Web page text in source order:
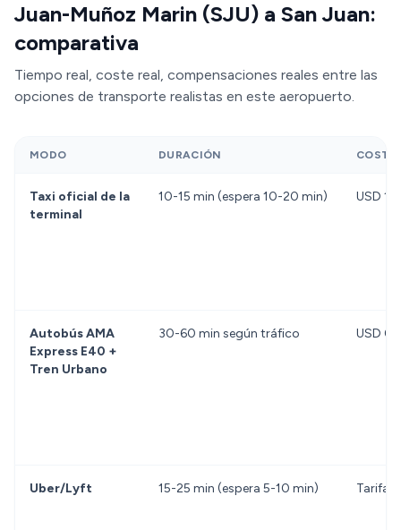
Juan-Muñoz Marin (SJU) a San Juan:
comparativa
Tiempo real, coste real, compensaciones reales entre las
opciones de transporte realistas en este aeropuerto.
MODO DURACIÓN COSTE
Taxi oficial de la
terminal
10-15 min (espera 10-20 min) USD
Autobús AMA
Express E40 +
Tren Urbano
30-60 min según tráfico USD
Uber/Lyft 15-25 min (espera 5-10 min) Tarifa